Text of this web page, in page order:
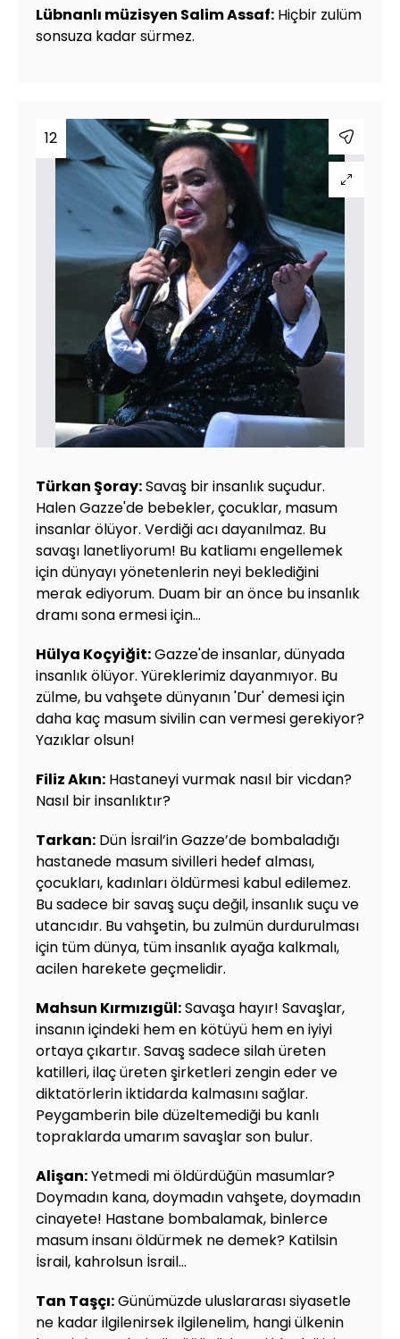
Lübnanlı müzisyen Salim Assaf: Hiçbir zulüm
sonsuza kadar sürmez.
12
Türkan Şoray:Savaş bir insanlık suçudur.
Halen Gazze'de bebekler, çocuklar, masum
insanlar ölüyor. Verdiği acı dayanılmaz. Bu
savaşı lanetliyorum! Bu katliamı engellemek
için dünyayı yönetenlerin neyi beklediğini
merak ediyorum. Duam bir an önce bu insanlık
dramı sona ermesi için...
Hülya Koçyiğit:Gazze'de insanlar, dünyada
insanlık ölüyor. Yüreklerimiz dayanmıyor. Bu
zülme, bu vahşete dünyanın 'Dur' demesi için
daha kaç masum sivilin can vermesi gerekiyor?
Yazıklar olsun!
Filiz Akın: Hastaneyi vurmak nasıl bir vicdan?
Nasıl bir insanlıktır?
Tarkan: Dün İsrail’in Gazze’de bombaladığı
hastanede masum sivilleri hedef alması,
çocukları, kadınları öldürmesi kabul edilemez.
Bu sadece bir savaş suçu değil, insanlık suçu ve
utancıdır. Bu vahşetin, bu zulmün durdurulması
için tüm dünya, tüm insanlık ayağa kalkmalı,
acilen harekete geçmelidir.
Mahsun Kırmızıgül:Savaşa hayır! Savaşlar,
insanın içindeki hem en kötüyü hem en iyiyi
ortaya çıkartır. Savaş sadece silah üreten
katilleri, ilaç üreten şirketleri zengin eder ve
diktatörlerin iktidarda kalmasını sağlar.
Peygamberin bile düzeltemediği bu kanlı
topraklarda umarım savaşlar son bulur.
Alişan:Yetmedi mi öldürdüğün masumlar?
Doymadın kana, doymadın vahşete, doymadın
cinayete! Hastane bombalamak, binlerce
masum insanı öldürmek ne demek? Katilsin
İsrail, kahrolsun İsrail...
Tan Taşçı:Günümüzde uluslararası siyasetle
ne kadar ilgilenirsek ilgilenelim, hangi ülkenin